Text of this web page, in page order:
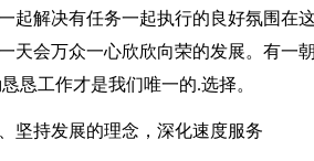
起解决有任务一起执行的良好氛围在
天会万众一心欣欣向荣的发展。有一
恳工作才是我们唯一的.选择。
坚持发展的理念，深化速度服务